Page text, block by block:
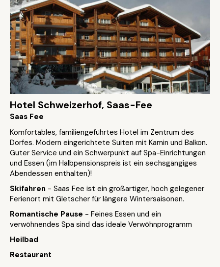
Hotel Schweizerhof, Saas-Fee
Saas Fee
Komfortables, familiengeführtes Hotel im Zentrum des
Dorfes. Modern eingerichtete Suiten mit Kamin und Balkon.
Guter Service und ein Schwerpunkt auf Spa-Einrichtungen
und Essen (im Halbpensionspreis ist ein sechsgängiges
Abendessen enthalten)!
Skifahren - Saas Fee ist ein großartiger, hoch gelegener
Ferienort mit Gletscher für längere Wintersaisonen.
Romantische Pause - Feines Essen und ein
verwöhnendes Spa sind das ideale Verwöhnprogramm
Heilbad
Restaurant